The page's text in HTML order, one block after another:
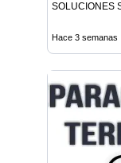
SOLUCIONES
Hace 3 semanas